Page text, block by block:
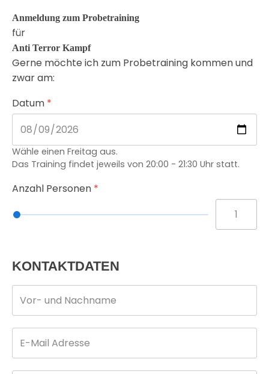
Anmeldung zum Probetraining
für
Anti Terror Kampf
Gerne möchte ich zum Probetraining kommen und
zwar am:
Datum *
Wähle einen Freitag aus.
Das Training findet jeweils von 20:00 - 21:30 Uhr statt.
Anzahl Personen *
KONTAKTDATEN